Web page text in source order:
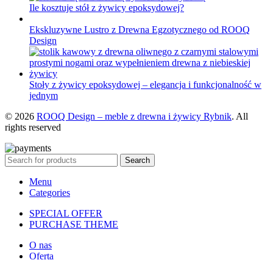
Ile kosztuje stół z żywicy epoksydowej?
Ekskluzywne Lustro z Drewna Egzotycznego od ROOQ
Design
Stoły z żywicy epoksydowej – elegancja i funkcjonalność w
jednym
© 2026 ROOQ Design – meble z drewna i żywicy Rybnik. All
rights reserved
Search
Menu
Categories
SPECIAL OFFER
PURCHASE THEME
O nas
Oferta